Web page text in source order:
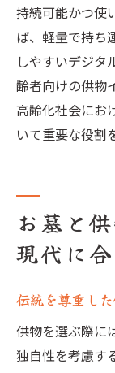
持続可能かつ使
ば、軽量で持ち
しやすいデジタ
齢者向けの供物
高齢化社会にお
いて重要な役割
お墓と
現代に
伝統を尊重し
供物を選ぶ際に
独自性を考慮す